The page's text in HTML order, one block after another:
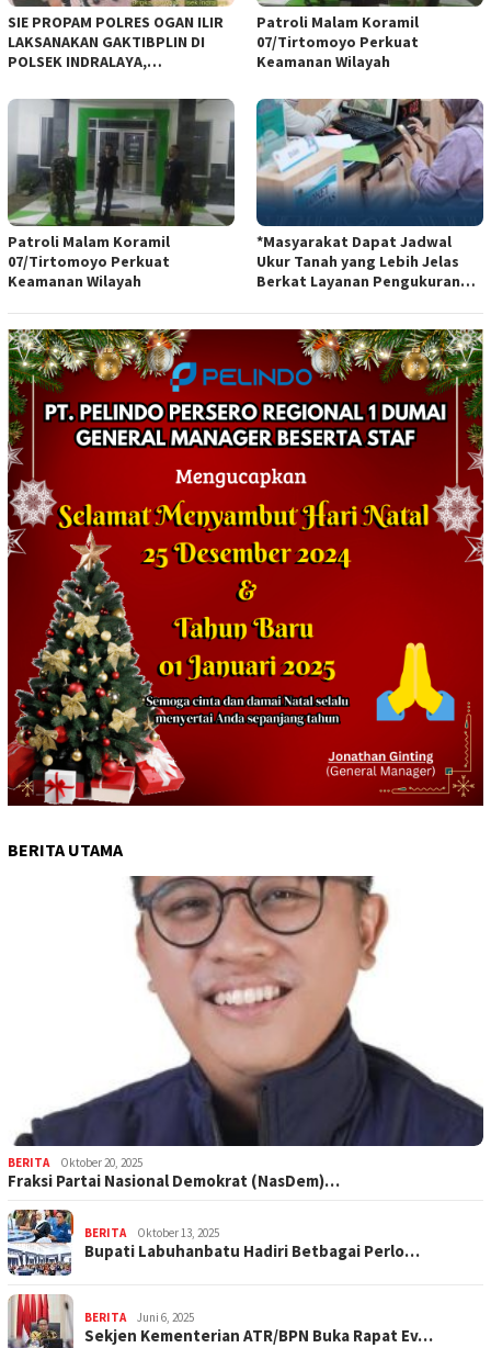
SIE PROPAM POLRES OGAN ILIR
LAKSANAKAN GAKTIBPLIN DI
POLSEK INDRALAYA,
PERSONEL POLRI*
Patroli Malam Koramil
07/Tirtomoyo Perkuat
Keamanan Wilayah
Patroli Malam Koramil
07/Tirtomoyo Perkuat
Keamanan Wilayah
*Masyarakat Dapat Jadwal
Ukur Tanah yang Lebih Jelas
Berkat Layanan Pengukuran
BERITA UTAMA
BERITA Oktober 20, 2025
Fraksi Partai Nasional Demokrat (NasDem)…
BERITA Oktober 13, 2025
Bupati Labuhanbatu Hadiri Betbagai Perlo…
BERITA Juni 6, 2025
Sekjen Kementerian ATR/BPN Buka Rapat Ev…